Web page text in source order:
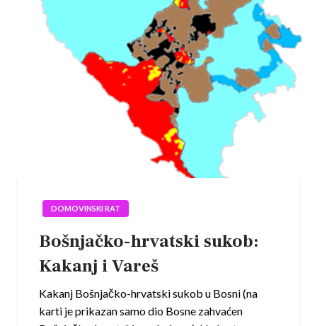
DOMOVINSKI RAT
Bošnjačko-hrvatski sukob:
Kakanj i Vareš
Kakanj Bošnjačko-hrvatski sukob u Bosni (na
karti je prikazan samo dio Bosne zahvaćen